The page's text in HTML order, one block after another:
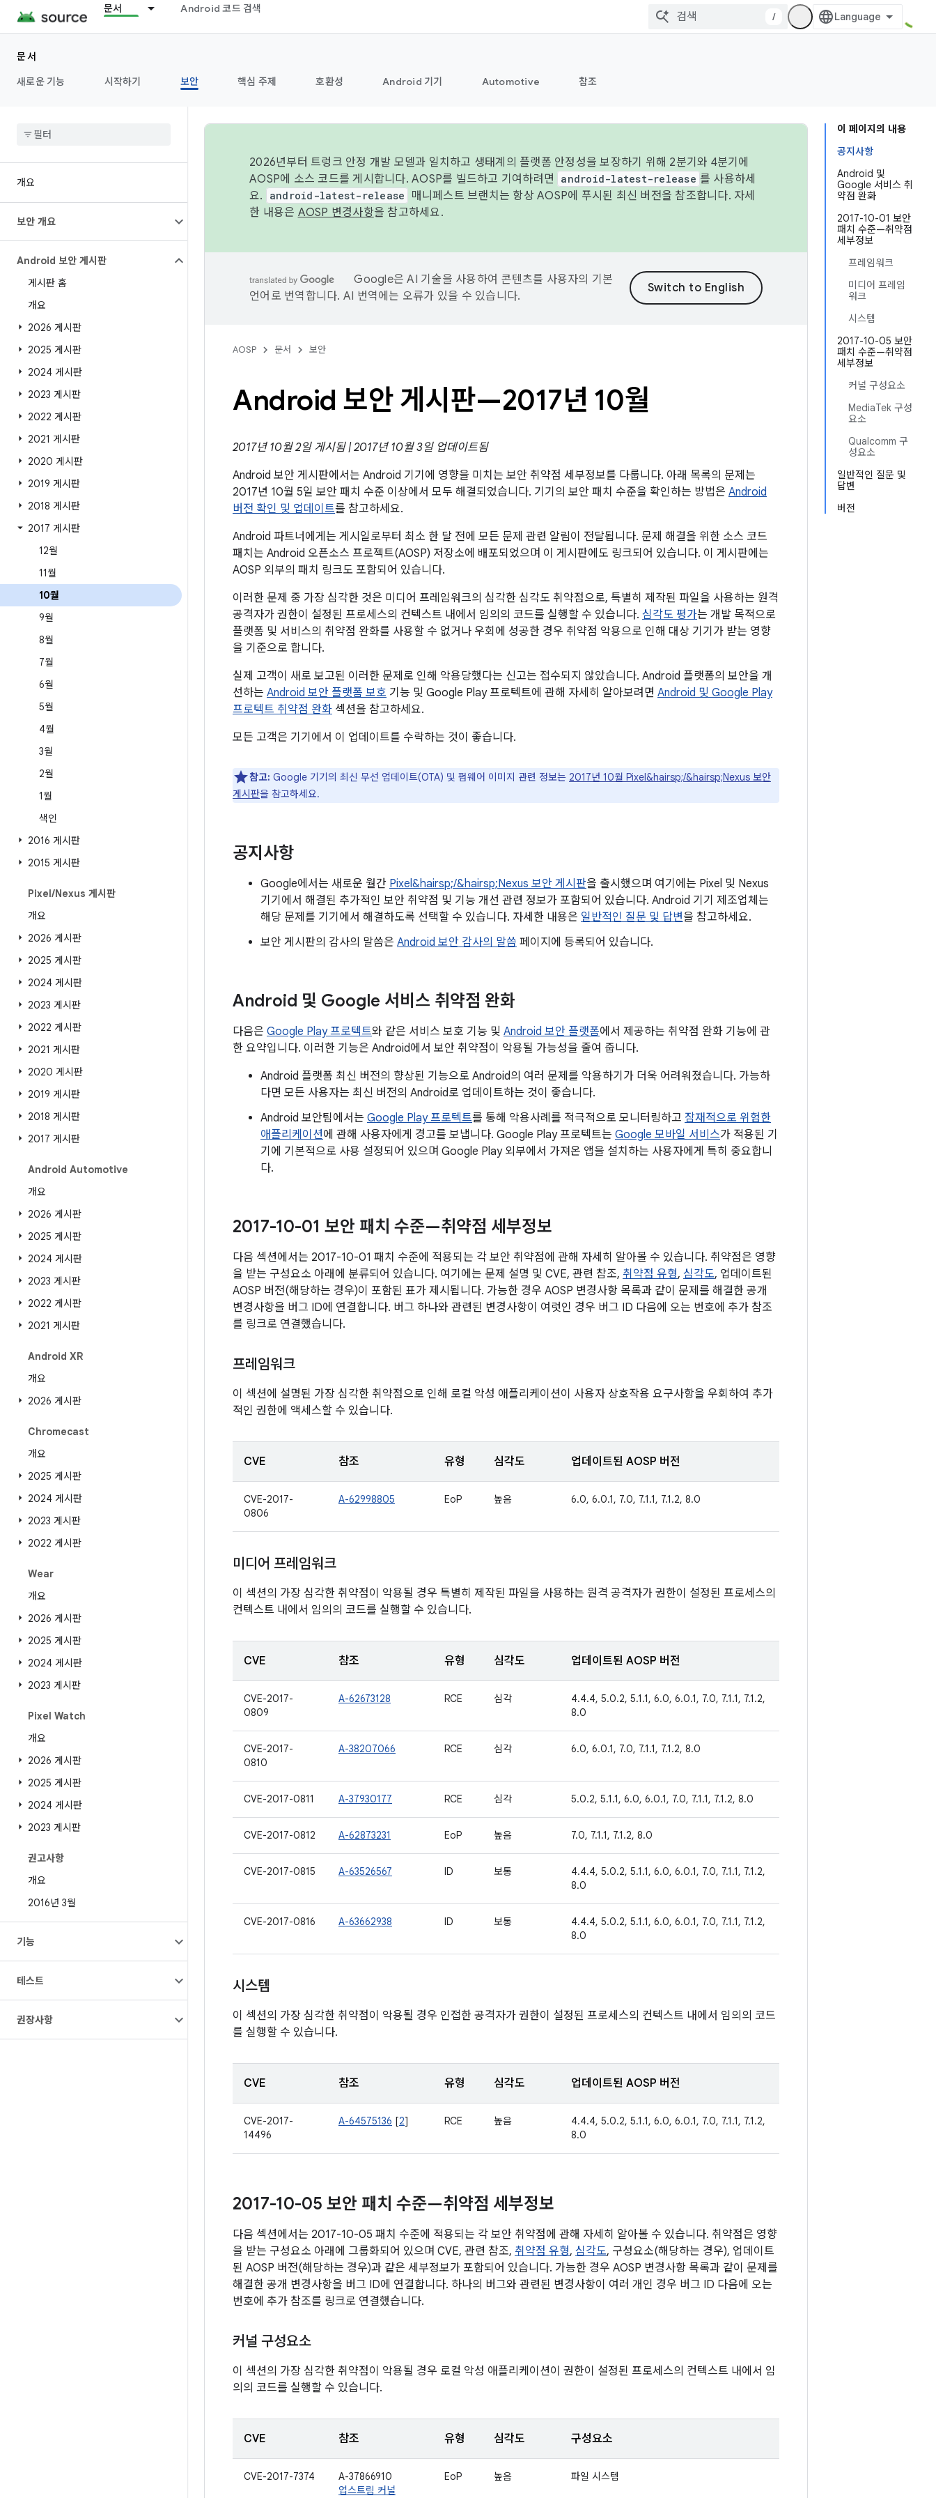
문서 Android 코드 검색
/
문서
새로운 기능
시작하기 보안 핵심 주제 호환성 Android 기기 Automotive 참조
개요
보안 개요
Android 보안 게시판
게시판 홈
개요
2026 게시판
2025 게시판
2024 게시판
2023 게시판
2022 게시판
2021 게시판
2020 게시판
2019 게시판
2018 게시판
2017 게시판
12월
11월
10월
9월
8월
7월
6월
5월
4월
3월
2월
1월
색인
2016 게시판
2015 게시판
Pixel/Nexus 게시판
개요
2026 게시판
2025 게시판
2024 게시판
2023 게시판
2022 게시판
2021 게시판
2020 게시판
2019 게시판
2018 게시판
2017 게시판
Android Automotive
개요
2026 게시판
2025 게시판
2024 게시판
2023 게시판
2022 게시판
2021 게시판
Android XR
개요
2026 게시판
Chromecast
개요
2025 게시판
2024 게시판
2023 게시판
2022 게시판
Wear
개요
2026 게시판
2025 게시판
2024 게시판
2023 게시판
Pixel Watch
개요
2026 게시판
2025 게시판
2024 게시판
2023 게시판
권고사항
개요
2016년 3월
기능
테스트
권장사항
이 페이지의 내용
공지사항
Android 및
Google 서비스 취
약점 완화
2017-10-01 보안
패치 수준—취약점
세부정보
프레임워크
미디어 프레임
워크
시스템
2017-10-05 보안
패치 수준—취약점
세부정보
커널 구성요소
MediaTek 구성
요소
Qualcomm 구
성요소
일반적인 질문 및
답변
버전
2026년부터 트렁크 안정 개발 모델과 일치하고 생태계의 플랫폼 안정성을 보장하기 위해 2분기와 4분기에
AOSP에 소스 코드를 게시합니다. AOSP를 빌드하고 기여하려면
android-latest-release 를 사용하세
요.
android-latest-release
매니페스트 브랜치는 항상 AOSP에 푸시된 최신 버전을 참조합니다. 자세
한 내용은 AOSP 변경사항을 참고하세요.
Google은 AI 기술을 사용하여 콘텐츠를 사용자의 기본
언어로 번역합니다. AI 번역에는 오류가 있을 수 있습니다.
AOSP 문서 보안
Android 보안 게시판—2017년 10월
2017년 10월 2일 게시됨 | 2017년 10월 3일 업데이트됨
Android 보안 게시판에서는 Android 기기에 영향을 미치는 보안 취약점 세부정보를 다룹니다. 아래 목록의 문제는
2017년 10월 5일 보안 패치 수준 이상에서 모두 해결되었습니다. 기기의 보안 패치 수준을 확인하는 방법은 Android
버전 확인 및 업데이트를 참고하세요.
Android 파트너에게는 게시일로부터 최소 한 달 전에 모든 문제 관련 알림이 전달됩니다. 문제 해결을 위한 소스 코드
패치는 Android 오픈소스 프로젝트(AOSP) 저장소에 배포되었으며 이 게시판에도 링크되어 있습니다. 이 게시판에는
AOSP 외부의 패치 링크도 포함되어 있습니다.
이러한 문제 중 가장 심각한 것은 미디어 프레임워크의 심각한 심각도 취약점으로, 특별히 제작된 파일을 사용하는 원격
공격자가 권한이 설정된 프로세스의 컨텍스트 내에서 임의의 코드를 실행할 수 있습니다. 심각도 평가는 개발 목적으로
플랫폼 및 서비스의 취약점 완화를 사용할 수 없거나 우회에 성공한 경우 취약점 악용으로 인해 대상 기기가 받는 영향
을 기준으로 합니다.
실제 고객이 새로 보고된 이러한 문제로 인해 악용당했다는 신고는 접수되지 않았습니다. Android 플랫폼의 보안을 개
선하는 Android 보안 플랫폼 보호 기능 및 Google Play 프로텍트에 관해 자세히 알아보려면 Android 및 Google Play
프로텍트 취약점 완화 섹션을 참고하세요.
모든 고객은 기기에서 이 업데이트를 수락하는 것이 좋습니다.
참고: Google 기기의 최신 무선 업데이트(OTA) 및 펌웨어 이미지 관련 정보는 2017년 10월 Pixel&hairsp;/&hairsp;Nexus 보안
게시판을 참고하세요.
공지사항
Google에서는 새로운 월간 Pixel&hairsp;/&hairsp;Nexus 보안 게시판을 출시했으며 여기에는 Pixel 및 Nexus
기기에서 해결된 추가적인 보안 취약점 및 기능 개선 관련 정보가 포함되어 있습니다. Android 기기 제조업체는
해당 문제를 기기에서 해결하도록 선택할 수 있습니다. 자세한 내용은 일반적인 질문 및 답변을 참고하세요.
보안 게시판의 감사의 말씀은 Android 보안 감사의 말씀 페이지에 등록되어 있습니다.
Android 및 Google 서비스 취약점 완화
다음은 Google Play 프로텍트와 같은 서비스 보호 기능 및 Android 보안 플랫폼에서 제공하는 취약점 완화 기능에 관
한 요약입니다. 이러한 기능은 Android에서 보안 취약점이 악용될 가능성을 줄여 줍니다.
Android 플랫폼 최신 버전의 향상된 기능으로 Android의 여러 문제를 악용하기가 더욱 어려워졌습니다. 가능하
다면 모든 사용자는 최신 버전의 Android로 업데이트하는 것이 좋습니다.
Android 보안팀에서는 Google Play 프로텍트를 통해 악용사례를 적극적으로 모니터링하고 잠재적으로 위험한
애플리케이션에 관해 사용자에게 경고를 보냅니다. Google Play 프로텍트는 Google 모바일 서비스가 적용된 기
기에 기본적으로 사용 설정되어 있으며 Google Play 외부에서 가져온 앱을 설치하는 사용자에게 특히 중요합니
다.
2017-10-01 보안 패치 수준—취약점 세부정보
다음 섹션에서는 2017-10-01 패치 수준에 적용되는 각 보안 취약점에 관해 자세히 알아볼 수 있습니다. 취약점은 영향
을 받는 구성요소 아래에 분류되어 있습니다. 여기에는 문제 설명 및 CVE, 관련 참조, 취약점 유형, 심각도, 업데이트된
AOSP 버전(해당하는 경우)이 포함된 표가 제시됩니다. 가능한 경우 AOSP 변경사항 목록과 같이 문제를 해결한 공개
변경사항을 버그 ID에 연결합니다. 버그 하나와 관련된 변경사항이 여럿인 경우 버그 ID 다음에 오는 번호에 추가 참조
를 링크로 연결했습니다.
프레임워크
이 섹션에 설명된 가장 심각한 취약점으로 인해 로컬 악성 애플리케이션이 사용자 상호작용 요구사항을 우회하여 추가
적인 권한에 액세스할 수 있습니다.
CVE 참조 유형 심각도 업데이트된 AOSP 버전
CVE-2017-
0806
A-62998805 EoP 높음 6.0, 6.0.1, 7.0, 7.1.1, 7.1.2, 8.0
미디어 프레임워크
이 섹션의 가장 심각한 취약점이 악용될 경우 특별히 제작된 파일을 사용하는 원격 공격자가 권한이 설정된 프로세스의
컨텍스트 내에서 임의의 코드를 실행할 수 있습니다.
CVE 참조 유형 심각도 업데이트된 AOSP 버전
CVE-2017-
0809
A-62673128 RCE 심각
4.4.4, 5.0.2, 5.1.1, 6.0, 6.0.1, 7.0, 7.1.1, 7.1.2,
8.0
CVE-2017-
0810
A-38207066 RCE 심각 6.0, 6.0.1, 7.0, 7.1.1, 7.1.2, 8.0
CVE-2017-0811 A-37930177 RCE 심각 5.0.2, 5.1.1, 6.0, 6.0.1, 7.0, 7.1.1, 7.1.2, 8.0
CVE-2017-0812 A-62873231 EoP 높음 7.0, 7.1.1, 7.1.2, 8.0
CVE-2017-0815 A-63526567 ID 보통
4.4.4, 5.0.2, 5.1.1, 6.0, 6.0.1, 7.0, 7.1.1, 7.1.2,
8.0
CVE-2017-0816 A-63662938 ID 보통
4.4.4, 5.0.2, 5.1.1, 6.0, 6.0.1, 7.0, 7.1.1, 7.1.2,
8.0
시스템
이 섹션의 가장 심각한 취약점이 악용될 경우 인접한 공격자가 권한이 설정된 프로세스의 컨텍스트 내에서 임의의 코드
를 실행할 수 있습니다.
CVE 참조 유형 심각도 업데이트된 AOSP 버전
CVE-2017-
14496
A-64575136 [2] RCE 높음
4.4.4, 5.0.2, 5.1.1, 6.0, 6.0.1, 7.0, 7.1.1, 7.1.2,
8.0
2017-10-05 보안 패치 수준—취약점 세부정보
다음 섹션에서는 2017-10-05 패치 수준에 적용되는 각 보안 취약점에 관해 자세히 알아볼 수 있습니다. 취약점은 영향
을 받는 구성요소 아래에 그룹화되어 있으며 CVE, 관련 참조, 취약점 유형, 심각도, 구성요소(해당하는 경우), 업데이트
된 AOSP 버전(해당하는 경우)과 같은 세부정보가 포함되어 있습니다. 가능한 경우 AOSP 변경사항 목록과 같이 문제를
해결한 공개 변경사항을 버그 ID에 연결합니다. 하나의 버그와 관련된 변경사항이 여러 개인 경우 버그 ID 다음에 오는
번호에 추가 참조를 링크로 연결했습니다.
커널 구성요소
이 섹션의 가장 심각한 취약점이 악용될 경우 로컬 악성 애플리케이션이 권한이 설정된 프로세스의 컨텍스트 내에서 임
의의 코드를 실행할 수 있습니다.
CVE 참조 유형 심각도 구성요소
CVE-2017-7374
A-37866910
업스트림 커널
EoP 높음 파일 시스템